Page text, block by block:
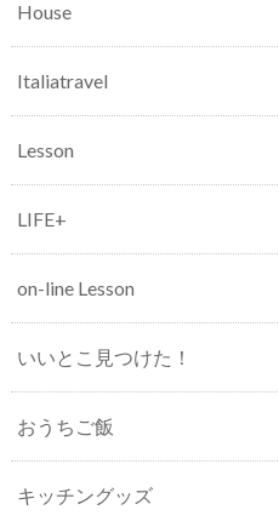
House
Italiatravel
Lesson
LIFE+
on-line Lesson
いいとこ見つけた！
おうちご飯
キッチングッズ